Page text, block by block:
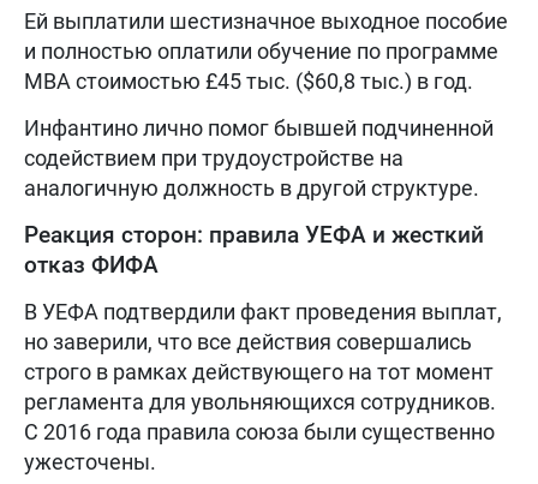
Ей выплатили шестизначное выходное пособие
и полностью оплатили обучение по программе
MBA стоимостью £45 тыс. ($60,8 тыс.) в год.
Инфантино лично помог бывшей подчиненной
содействием при трудоустройстве на
аналогичную должность в другой структуре.
Реакция сторон: правила УЕФА и жесткий
отказ ФИФА
В УЕФА подтвердили факт проведения выплат,
но заверили, что все действия совершались
строго в рамках действующего на тот момент
регламента для увольняющихся сотрудников.
С 2016 года правила союза были существенно
ужесточены.